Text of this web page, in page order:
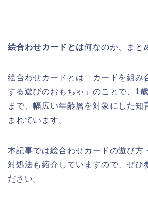
絵合わせカードとは何なのか、まと
絵合わせカードとは「カードを組み
する遊びのおもちゃ」のことで、1
まで、幅広い年齢層を対象にした知
まれています。
本記事では絵合わせカードの遊び方
対処法も紹介していますので、ぜひ
ださい。